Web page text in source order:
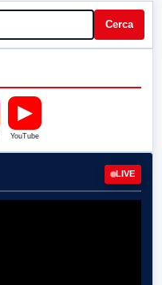
Cerca
▶
YouTube
LIVE